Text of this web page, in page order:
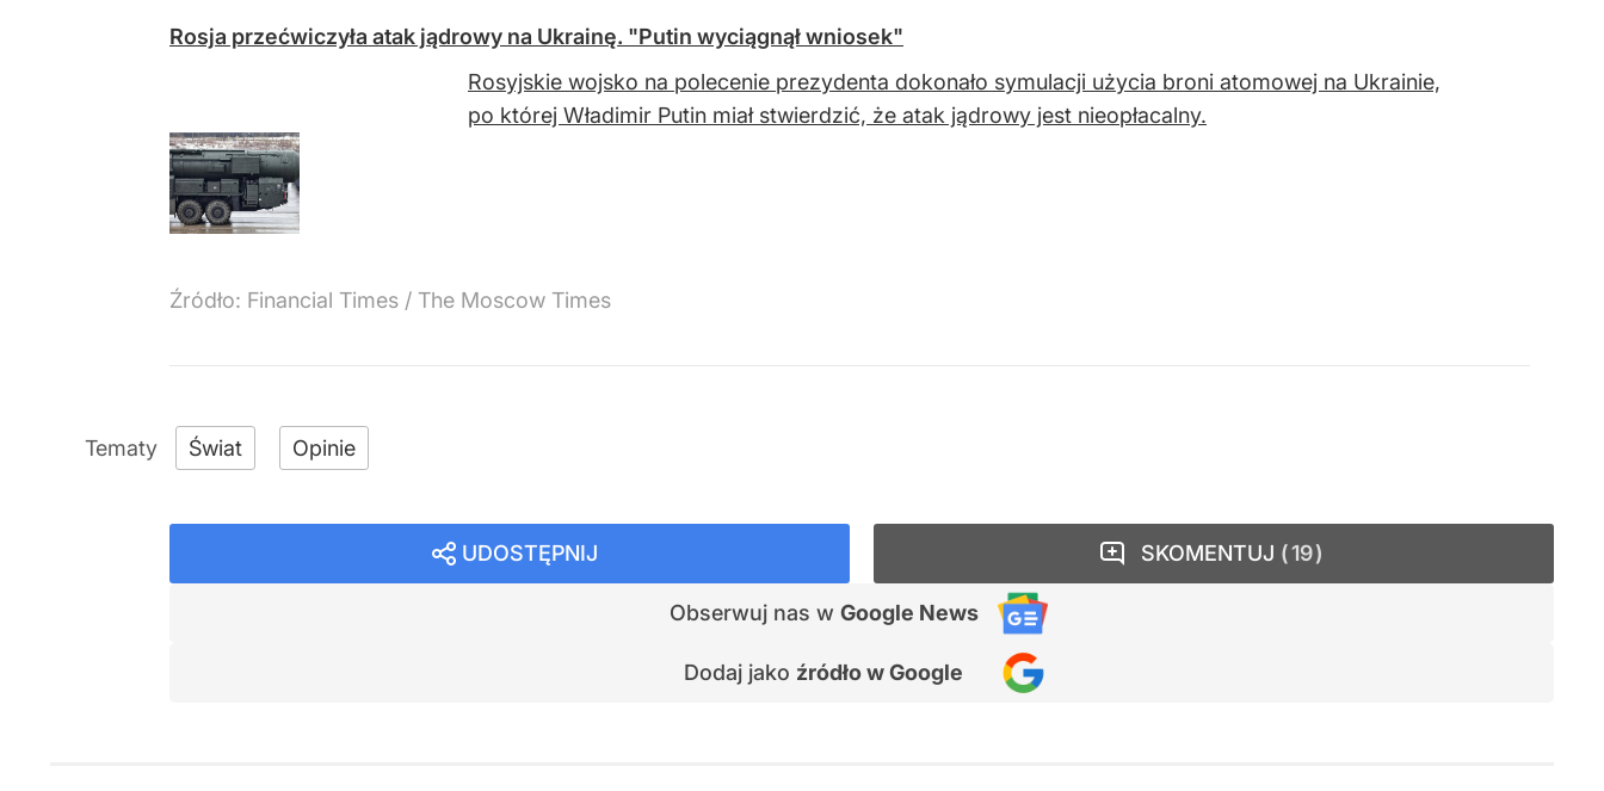
Rosja przećwiczyła atak jądrowy na Ukrainę. "Putin wyciągnął wniosek"
Rosyjskie wojsko na polecenie prezydenta dokonało symulacji użycia broni atomowej na Ukrainie,
po której Władimir Putin miał stwierdzić, że atak jądrowy jest nieopłacalny.
Źródło: Financial Times / The Moscow Times
Świat Opinie
UDOSTĘPNIJ
Obserwuj nas w Google News
Dodaj jako źródło w Google
SKOMENTUJ 19